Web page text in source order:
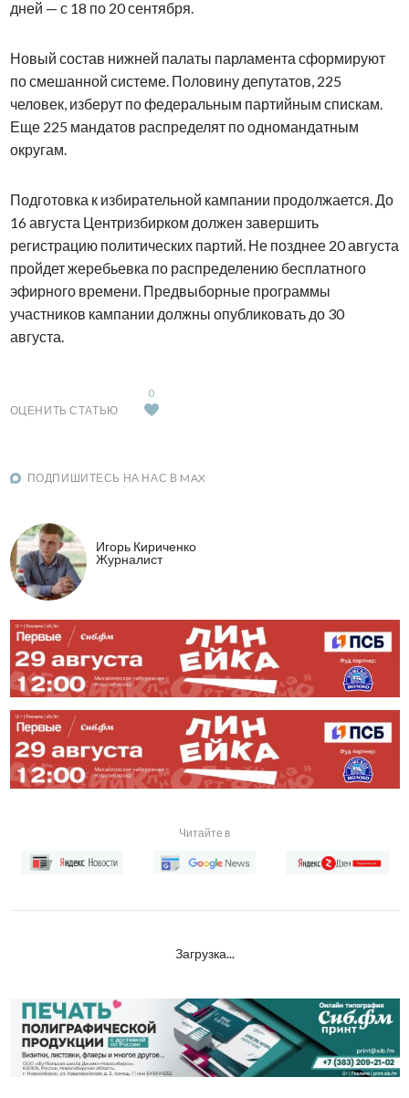
дней — с 18 по 20 сентября.
Новый состав нижней палаты парламента сформируют
по смешанной системе. Половину депутатов, 225
человек, изберут по федеральным партийным спискам.
Еще 225 мандатов распределят по одномандатным
округам.
Подготовка к избирательной кампании продолжается. До
16 августа Центризбирком должен завершить
регистрацию политических партий. Не позднее 20 августа
пройдет жеребьевка по распределению бесплатного
эфирного времени. Предвыборные программы
участников кампании должны опубликовать до 30
августа.
ОЦЕНИТЬ СТАТЬЮ
0
ПОДПИШИТЕСЬ НА НАС В MAX
Игорь Кириченко
Журналист
Читайте в
Загрузка...